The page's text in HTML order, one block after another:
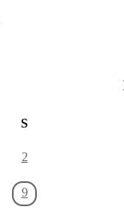
S
2
9